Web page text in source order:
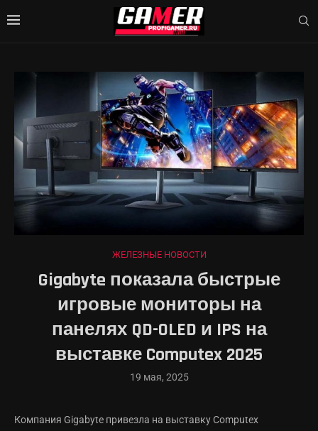
ЖЕЛЕЗНЫЕ НОВОСТИ
Gigabyte показала быстрые
игровые мониторы на
панелях QD-OLED и IPS на
выставке Computex 2025
19 мая, 2025
Компания Gigabyte привезла на выставку Computex